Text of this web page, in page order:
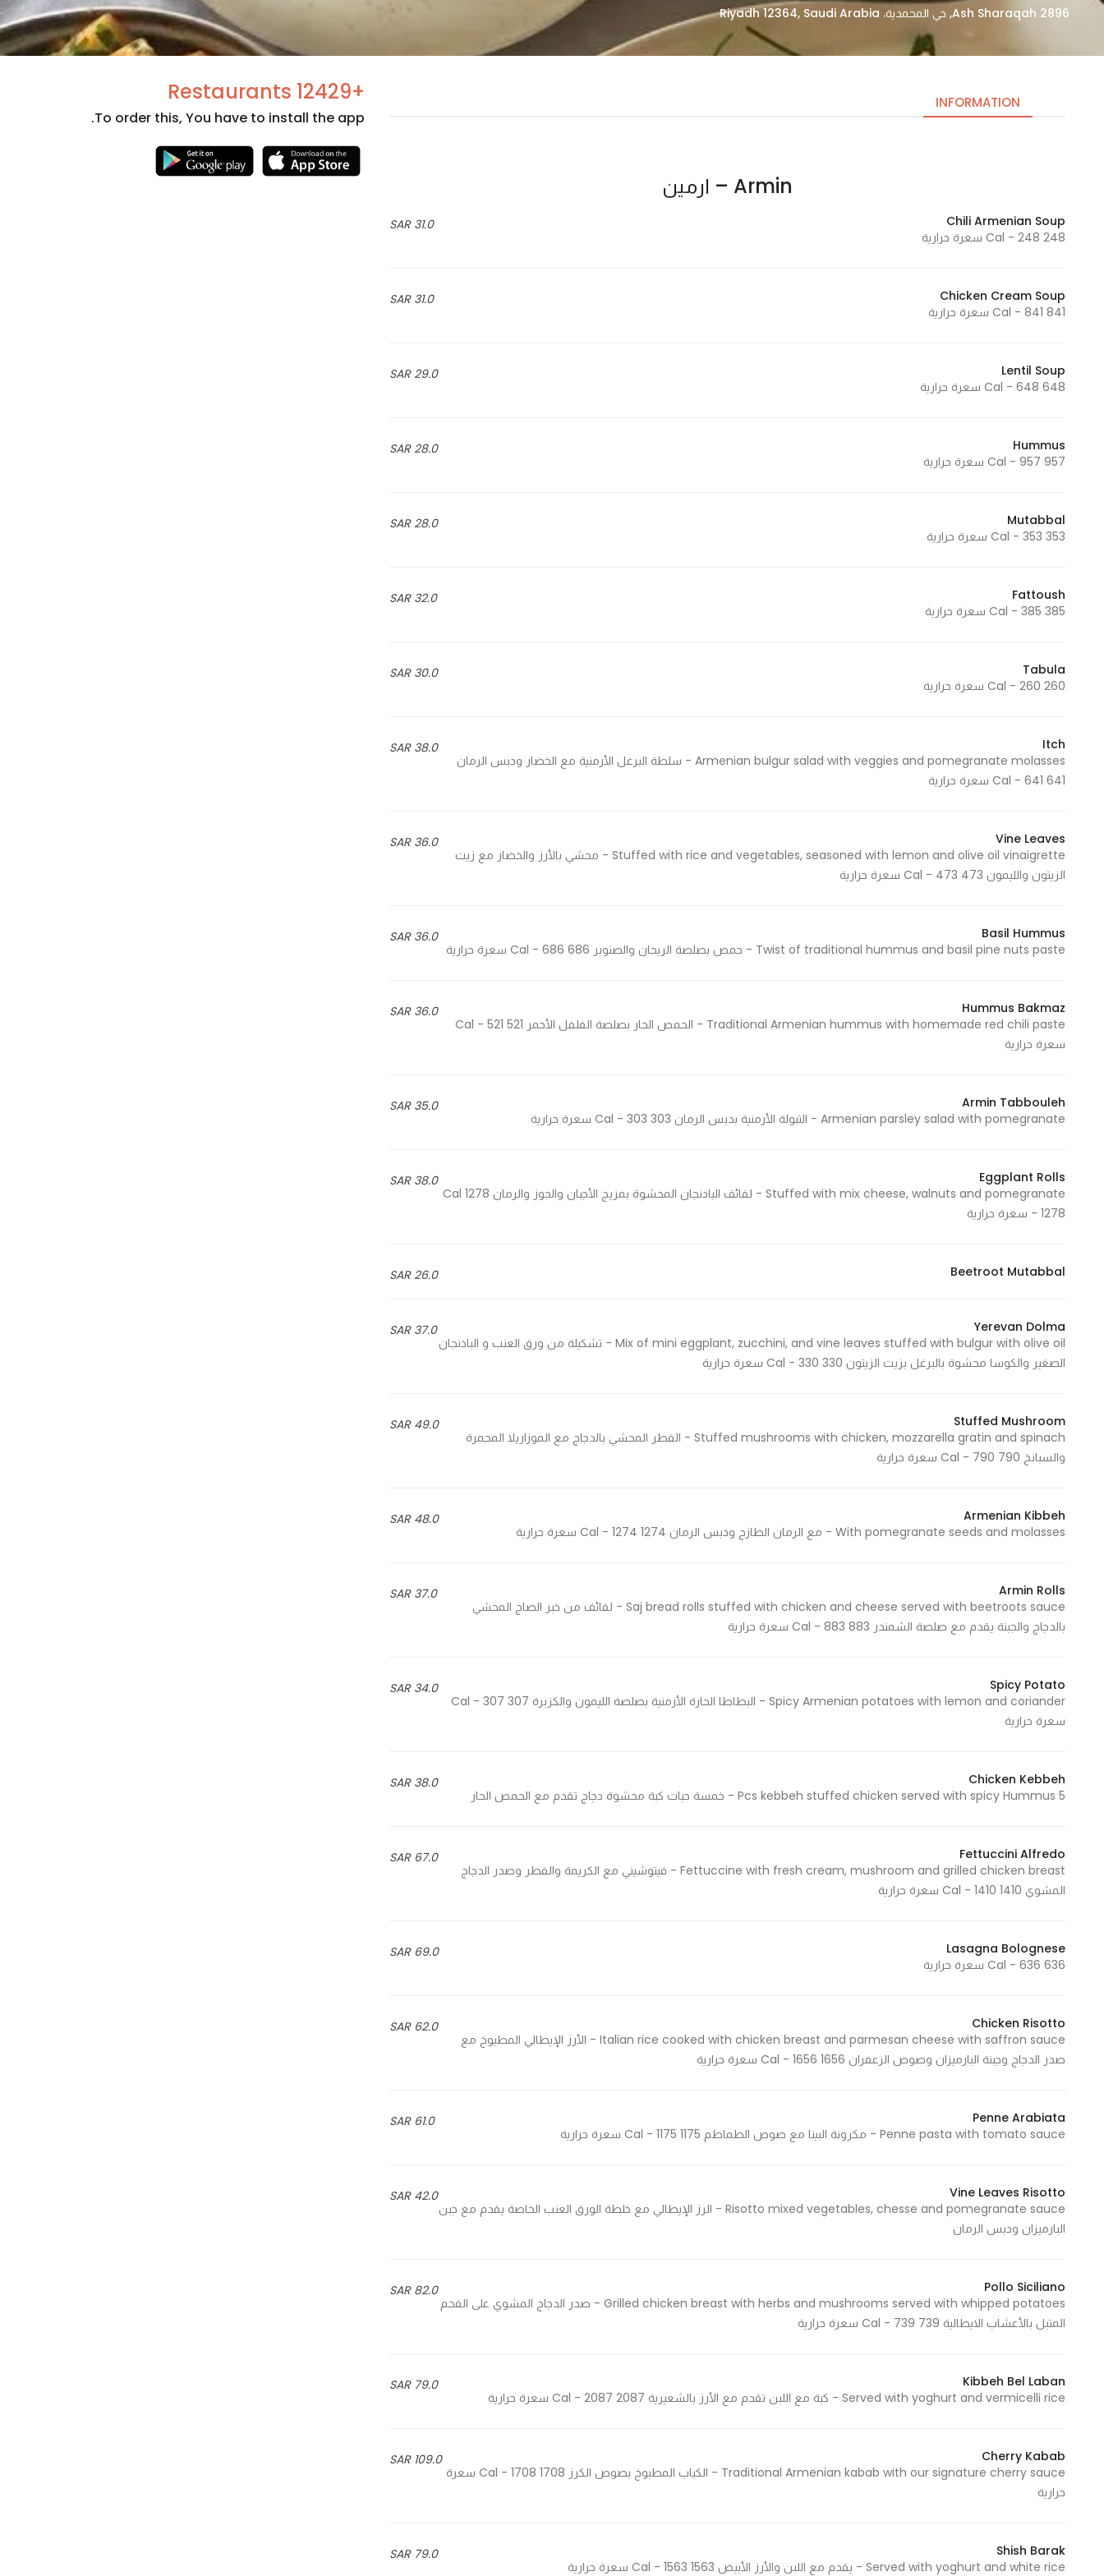
2896 Ash Sharaqah, حي المحمدية، Riyadh 12364, Saudi Arabia
INFORMATION
Armin – ارمين
31.0 SAR
Chili Armenian Soup
248 Cal - 248 سعرة حرارية
31.0 SAR
Chicken Cream Soup
841 Cal - 841 سعرة حرارية
29.0 SAR
Lentil Soup
648 Cal - 648 سعرة حرارية
28.0 SAR
Hummus
957 Cal - 957 سعرة حرارية
28.0 SAR
Mutabbal
353 Cal - 353 سعرة حرارية
32.0 SAR
Fattoush
385 Cal - 385 سعرة حرارية
30.0 SAR
Tabula
260 Cal - 260 سعرة حرارية
38.0 SAR
Itch
Armenian bulgur salad with veggies and pomegranate molasses - سلطة البرغل الأرمنية مع الخضار ودبس الرمان
641 Cal - 641 سعرة حرارية
36.0 SAR
Vine Leaves
Stuffed with rice and vegetables, seasoned with lemon and olive oil vinaigrette - محشي بالأرز والخضار مع زيت
الزيتون والليمون 473 Cal - 473 سعرة حرارية
36.0 SAR
Basil Hummus
Twist of traditional hummus and basil pine nuts paste - حمص بصلصة الريحان والصنوبر 686 Cal - 686 سعرة حرارية
36.0 SAR
Hummus Bakmaz
Traditional Armenian hummus with homemade red chili paste - الحمص الحار بصلصة الفلفل الأحمر 521 Cal - 521
سعرة حرارية
35.0 SAR
Armin Tabbouleh
Armenian parsley salad with pomegranate - التبولة الأرمنية بدبس الرمان 303 Cal - 303 سعرة حرارية
38.0 SAR
Eggplant Rolls
Stuffed with mix cheese, walnuts and pomegranate - لفائف البادنجان المحشوة بمزيج الأجبان والجوز والرمان 1278 Cal
- 1278 سعرة حرارية
26.0 SAR Beetroot Mutabbal
37.0 SAR
Yerevan Dolma
Mix of mini eggplant, zucchini, and vine leaves stuffed with bulgur with olive oil - تشكيلة من ورق العنب و الباذنجان
الصغير والكوسا محشوة بالبرغل بزيت الزيتون 330 Cal - 330 سعرة حرارية
49.0 SAR
Stuffed Mushroom
Stuffed mushrooms with chicken, mozzarella gratin and spinach - الفطر المحشي بالدجاج مع الموزاريلا المحمرة
والسبانخ 790 Cal - 790 سعرة حرارية
48.0 SAR
Armenian Kibbeh
With pomegranate seeds and molasses - مع الرمان الطازج ودبس الرمان 1274 Cal - 1274 سعرة حرارية
37.0 SAR
Armin Rolls
Saj bread rolls stuffed with chicken and cheese served with beetroots sauce - لفائف من خبز الصاج المحشي
بالدجاج والجبنة يقدم مع صلصة الشمندر 883 Cal - 883 سعرة حرارية
34.0 SAR
Spicy Potato
Spicy Armenian potatoes with lemon and coriander - البطاطا الحارة الأرمنية بصلصة الليمون والكزبرة 307 Cal - 307
سعرة حرارية
38.0 SAR
Chicken Kebbeh
5 Pcs kebbeh stuffed chicken served with spicy Hummus - خمسة حبات كبة محشوة دجاج تقدم مع الحمص الحار
67.0 SAR
Fettuccini Alfredo
Fettuccine with fresh cream, mushroom and grilled chicken breast - فيتوشيني مع الكريمة والفطر وصدر الدجاج
المشوي 1410 Cal - 1410 سعرة حرارية
69.0 SAR
Lasagna Bolognese
636 Cal - 636 سعرة حرارية
62.0 SAR
Chicken Risotto
Italian rice cooked with chicken breast and parmesan cheese with saffron sauce - الأرز الإيطالي المطبوخ مع
صدر الدجاج وجبنة البارميزان وصوص الزعفران 1656 Cal - 1656 سعرة حرارية
61.0 SAR
Penne Arabiata
Penne pasta with tomato sauce - مكرونة البينا مع صوص الطماطم 1175 Cal - 1175 سعرة حرارية
42.0 SAR
Vine Leaves Risotto
Risotto mixed vegetables, chesse and pomegranate sauce - الرز الإيطالي مع خلطة الورق العنب الخاصة يقدم مع جبن
البارميزان ودبس الرمان
82.0 SAR
Pollo Siciliano
Grilled chicken breast with herbs and mushrooms served with whipped potatoes - صدر الدجاج المشوي على الفحم
المتبل بالأعشاب الايطالية 739 Cal - 739 سعرة حرارية
79.0 SAR
Kibbeh Bel Laban
Served with yoghurt and vermicelli rice - كبة مع اللبن تقدم مع الأرز بالشعيرية 2087 Cal - 2087 سعرة حرارية
109.0 SAR
Cherry Kabab
Traditional Armenian kabab with our signature cherry sauce - الكباب المطبوخ بصوص الكرز 1708 Cal - 1708 سعرة
حرارية
79.0 SAR
Shish Barak
Served with yoghurt and white rice - يقدم مع اللبن والأرز الأبيض 1563 Cal - 1563 سعرة حرارية
+12429 Restaurants
To order this, You have to install the app.
cookies
are not
needed
function.
In order for
us to
website's
structure,
based on
used.
In order for
our website
possible
during your
visit. If you
cookies,
some
disappear
from the
Marketing
interests and
behavior as
increase the
personalized
content and
offers.